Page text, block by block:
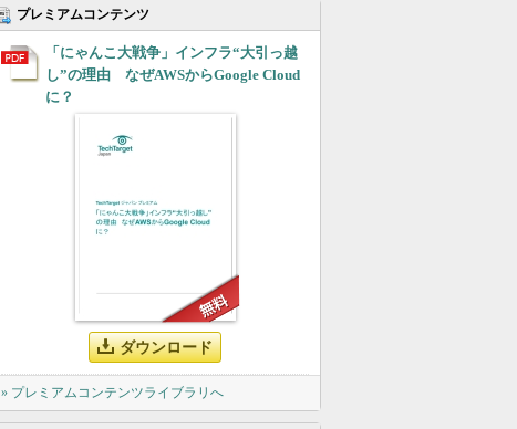
プレミアムコンテンツ
「にゃんこ大戦争」インフラ“大引っ越
し”の理由 なぜAWSからGoogle Cloud
に？
ダウンロード
» プレミアムコンテンツライブラリへ